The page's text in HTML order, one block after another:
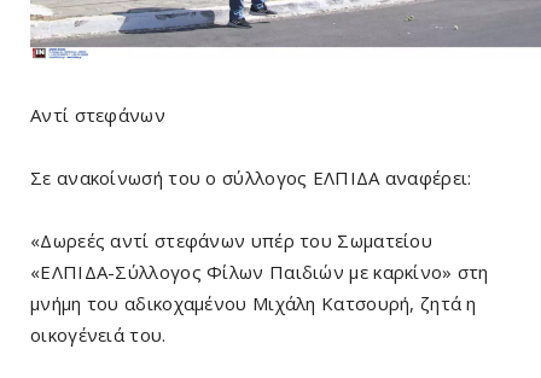
Αντί στεφάνων
Σε ανακοίνωσή του ο σύλλογος ΕΛΠΙΔΑ αναφέρει:
«Δωρεές αντί στεφάνων υπέρ του Σωματείου
«ΕΛΠΙΔΑ-Σύλλογος Φίλων Παιδιών με καρκίνο» στη
μνήμη του αδικοχαμένου Μιχάλη Κατσουρή, ζητά η
οικογένειά του.